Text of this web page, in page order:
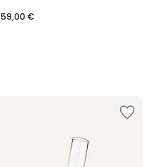
59,00 €